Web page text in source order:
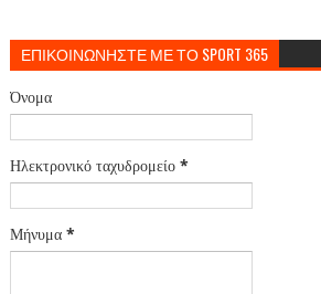
ΕΠΙΚΟΙΝΩΝΗΣΤΕ ΜΕ ΤΟ SPORT 365
Όνομα
Ηλεκτρονικό ταχυδρομείο *
Μήνυμα *